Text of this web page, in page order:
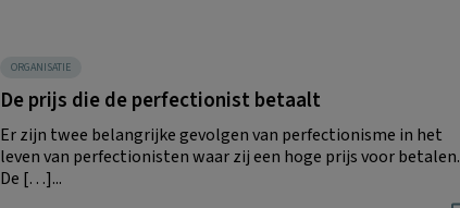
ORGANISATIE
De prijs die de perfectionist betaalt
Er zijn twee belangrijke gevolgen van perfectionisme in het
leven van perfectionisten waar zij een hoge prijs voor betalen.
De […]...